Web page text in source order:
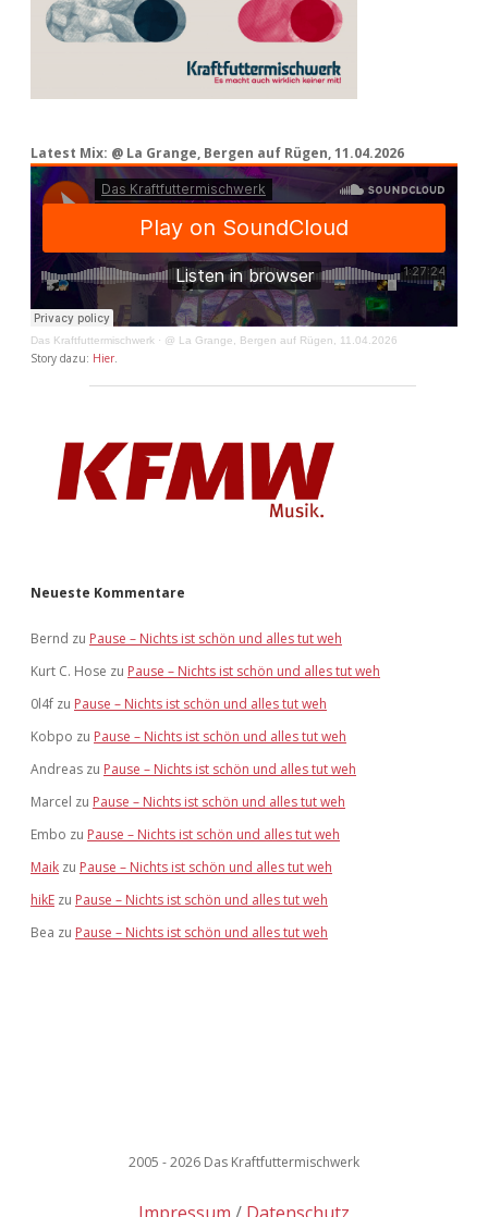
Latest Mix: @ La Grange, Bergen auf Rügen, 11.04.2026
Das Kraftfuttermischwerk · @ La Grange, Bergen auf Rügen, 11.04.2026
Story dazu: Hier.
Neueste Kommentare
Bernd zu Pause – Nichts ist schön und alles tut weh
Kurt C. Hose zu Pause – Nichts ist schön und alles tut weh
0l4f zu Pause – Nichts ist schön und alles tut weh
Kobpo zu Pause – Nichts ist schön und alles tut weh
Andreas zu Pause – Nichts ist schön und alles tut weh
Marcel zu Pause – Nichts ist schön und alles tut weh
Embo zu Pause – Nichts ist schön und alles tut weh
Maik zu Pause – Nichts ist schön und alles tut weh
hikE zu Pause – Nichts ist schön und alles tut weh
Bea zu Pause – Nichts ist schön und alles tut weh
2005 - 2026 Das Kraftfuttermischwerk